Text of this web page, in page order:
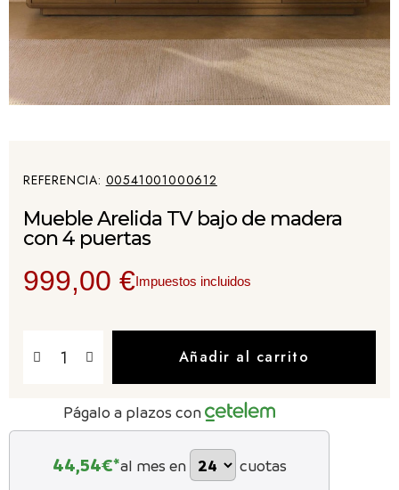
REFERENCIA 00541001000612
Mueble Arelida TV bajo de madera
con 4 puertas
999,00 €Impuestos incluidos
Añadir al carrito
Págalo a plazos con
44,54€*al mes en cuotas